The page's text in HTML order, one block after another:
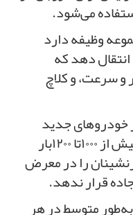
وظیفه دارد
دهد که
و سرعت، و کلاچ
خودرو‌های جدید
دستگاه فنر بندی در هر دقیقه بیش از ۱۰۰۰تا ۱۲۰۰بار
را در معرض
قرار ندهد.
به‌طور متوسط در هر